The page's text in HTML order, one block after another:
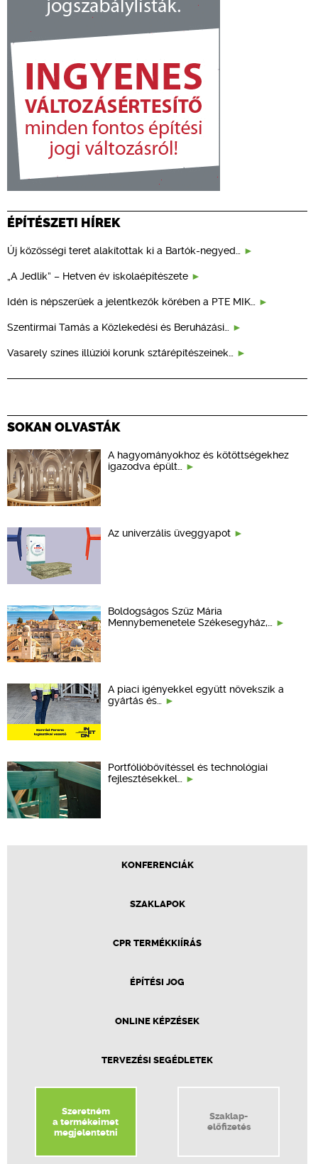
ÉPÍTÉSZETI HÍREK
Új közösségi teret alakítottak ki a Bartók-negyed…
„A Jedlik” – Hetven év iskolaépítészete
Idén is népszerűek a jelentkezők körében a PTE MIK…
Szentirmai Tamás a Közlekedési és Beruházási…
Vasarely színes illúziói korunk sztárépítészeinek…
SOKAN OLVASTÁK
A hagyományokhoz és kötöttségekhez
igazodva épült…
Az univerzális üveggyapot
Boldogságos Szűz Mária
Mennybemenetele Székesegyház,…
A piaci igényekkel együtt növekszik a
gyártás és…
Portfólióbővítéssel és technológiai
fejlesztésekkel…
KONFERENCIÁK
SZAKLAPOK
CPR TERMÉKKIÍRÁS
ÉPÍTÉSI JOG
ONLINE KÉPZÉSEK
TERVEZÉSI SEGÉDLETEK
Szeretném
a termékeimet
megjelentetni
Szaklap-
előfizetés